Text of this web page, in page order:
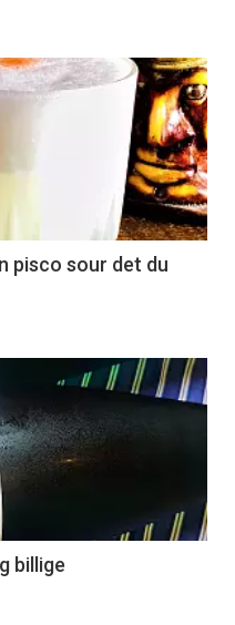
pisco sour det du
billige